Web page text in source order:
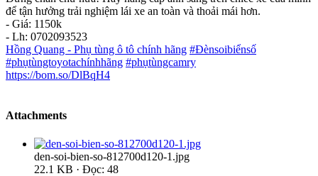
để tận hưởng trải nghiệm lái xe an toàn và thoải mái hơn.
- Giá: 1150k
- Lh: 0702093523
Hồng Quang - Phụ tùng ô tô chính hãng #Đènsoibiểnsố
#phụtùngtoyotachínhhãng #phụtùngcamry
https://bom.so/DlBqH4
Attachments
den-soi-bien-so-812700d120-1.jpg
22.1 KB · Đọc: 48